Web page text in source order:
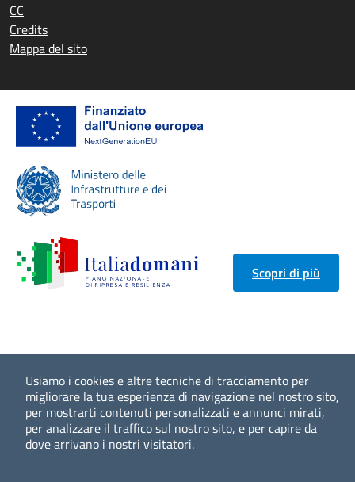
Usiamo i cookies e altre tecniche di tracciamento per
migliorare la tua esperienza di navigazione nel nostro sito,
per mostrarti contenuti personalizzati e annunci mirati,
per analizzare il traffico sul nostro sito, e per capire da
dove arrivano i nostri visitatori.
CC
Credits
Mappa del sito
Scopri di più